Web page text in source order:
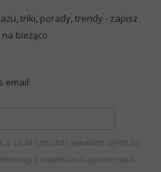
triki, porady, trendy - zapisz
na bieżąco
email:
a co za tym idzie wyrażam zgodę na
o nowościach, promocjach,